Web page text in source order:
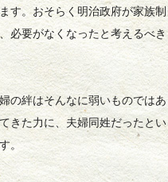
す。おそらく明治政府が家族制
必要がなくなったと考えるべき
の絆はそんなに弱いものではあ
きた力に、夫婦同姓だったとい
。